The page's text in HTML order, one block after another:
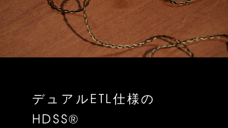
デュアルETL仕様の
HDSS®